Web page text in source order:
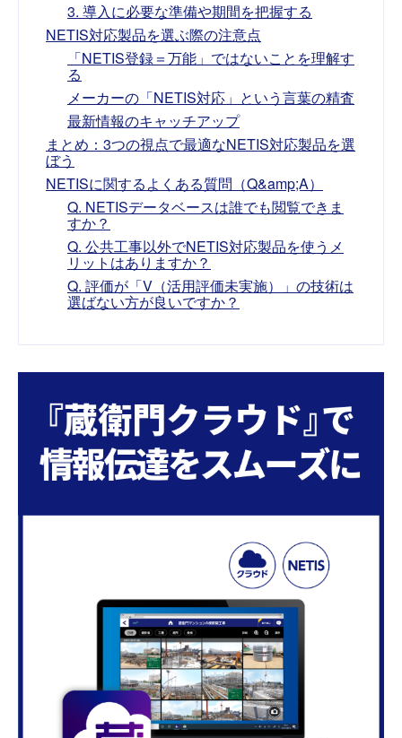
3. 導入に必要な準備や期間を把握する
NETIS対応製品を選ぶ際の注意点
「NETIS登録＝万能」ではないことを理解す
る
メーカーの「NETIS対応」という言葉の精査
最新情報のキャッチアップ
まとめ：3つの視点で最適なNETIS対応製品を選
ぼう
NETISに関するよくある質問（Q&amp;A）
Q. NETISデータベースは誰でも閲覧できま
すか？
Q. 公共工事以外でNETIS対応製品を使うメ
リットはありますか？
Q. 評価が「V（活用評価未実施）」の技術は
選ばない方が良いですか？